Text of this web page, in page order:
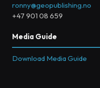
ronny@geopublishing.no
+47 901 08 659
Media Guide
Download Media Guide